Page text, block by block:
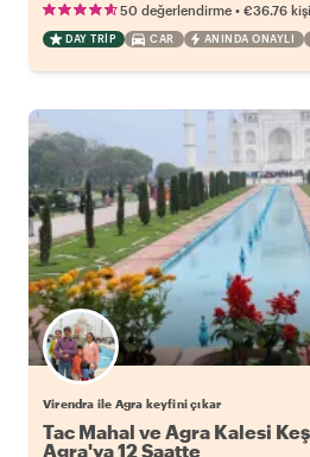
50 değerlendirme • €36.76
DAY TRIP CAR ANINDA ONAYLI
Virendra ile Agra keyfini çıkar
Tac Mahal ve Agra Kalesi
Agra'ya 12 Saatte